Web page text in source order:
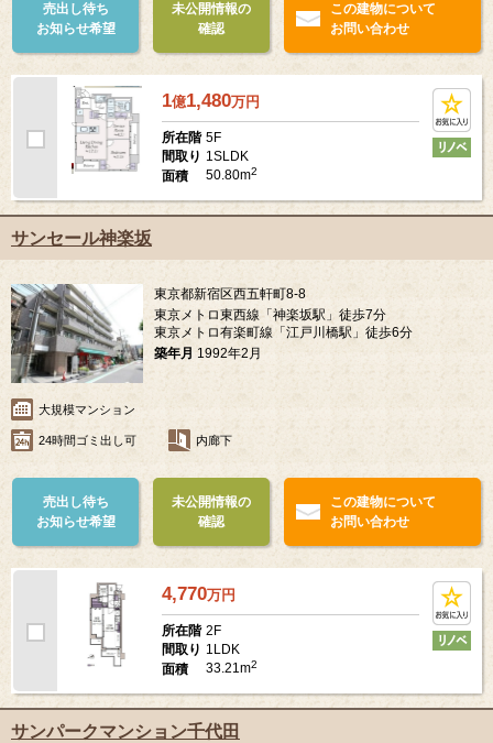
売出し待ち
お知らせ希望
未公開情報の
確認
この建物について
お問い合わせ
1億1,480万円
所在階 5F
間取り 1SLDK
面積
50.80m2
サンセール神楽坂
東京都新宿区西五軒町8-8
東京メトロ東西線「神楽坂駅」徒歩7分
東京メトロ有楽町線「江戸川橋駅」徒歩6分
築年月 1992年2月
大規模マンション
24時間ゴミ出し可 内廊下
売出し待ち
お知らせ希望
未公開情報の
確認
この建物について
お問い合わせ
4,770万円
所在階 2F
間取り 1LDK
面積
33.21m2
サンパークマンション千代田